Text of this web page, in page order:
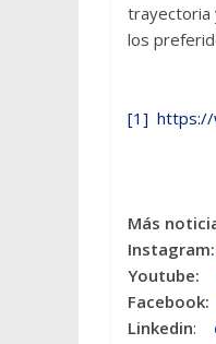
trayectoria
los
[1] https://
Más
Instagram:
Youtube:
Facebook:
Linkedin: